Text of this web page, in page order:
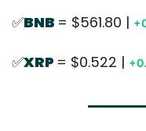
✅BNB = $561.80 |
✅XRP = $0.522 |